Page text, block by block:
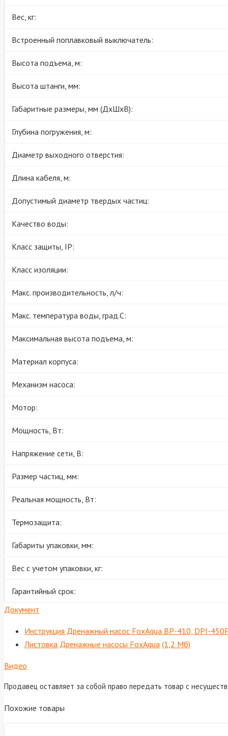
Вес, кг:
Встроенный поплавковый выключатель:
Высота подъема, м:
Высота штанги, мм:
Габаритные размеры, мм (ДхШхВ):
Глубина погружения, м:
Диаметр выходного отверстия:
Длина кабеля, м:
Допустимый диаметр твердых частиц:
Качество воды:
Класс защиты, IP:
Класс изоляции:
Макс. производительность, л/ч:
Макс. температура воды, град.С:
Максимальная высота подъема, м:
Материал корпуса:
Механизм насоса:
Мотор:
Мощность, Вт:
Напряжение сети, В:
Размер частиц, мм:
Реальная мощность, Вт:
Термозащита:
Габариты упаковки, мм:
Вес с учетом упаковки, кг:
Гарантийный срок:
Документ
Инструкция Дренажный насос FoxAqua BP-410, DPI-
Листовка Дренажные насосы FoxAqua (1,2 Мб)
Видео
Продавец оставляет за собой право передать товар с
Похожие товары